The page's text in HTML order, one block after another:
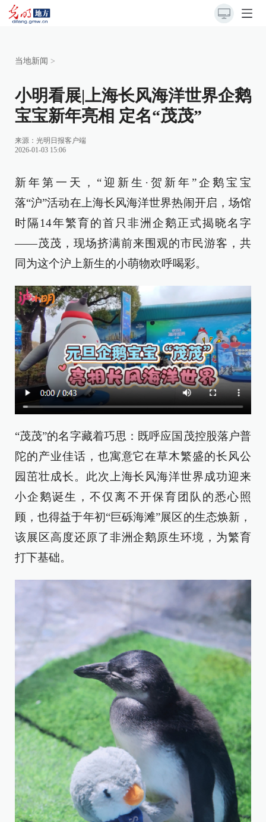
当地新闻 >
小明看展|上海长风海洋世界企鹅
宝宝新年亮相 定名“茂茂”
来源： 光明日报客户端
2026-01-03 15:06
新年第一天，“迎新生·贺新年”企鹅宝宝
落“沪”活动在上海长风海洋世界热闹开启，场馆
时隔14年繁育的首只非洲企鹅正式揭晓名字
——茂茂，现场挤满前来围观的市民游客，共
同为这个沪上新生的小萌物欢呼喝彩。
“茂茂”的名字藏着巧思：既呼应国茂控股落户普
陀的产业佳话，也寓意它在草木繁盛的长风公
园茁壮成长。此次上海长风海洋世界成功迎来
小企鹅诞生，不仅离不开保育团队的悉心照
顾，也得益于年初“巨砾海滩”展区的生态焕新，
该展区高度还原了非洲企鹅原生环境，为繁育
打下基础。